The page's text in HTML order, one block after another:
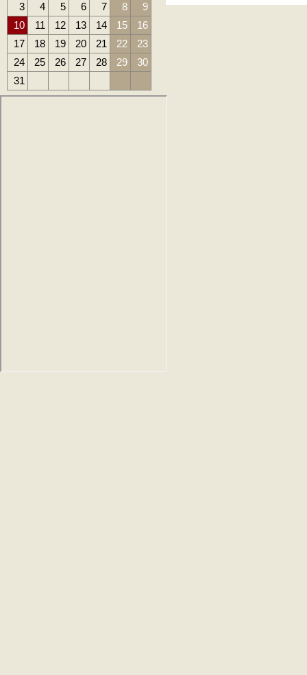
3
4 5 6 7 8
9
10
11 12 13 14 15
16
17
18 19 20 21 22
23
24
25 26 27 28 29
30
31